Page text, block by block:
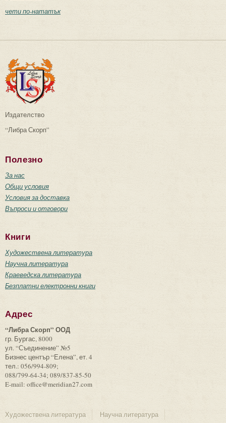
чети по-нататък
Издателство
“Либра Скорп”
Полезно
За нас
Общи условия
Условия за доставка
Въпроси и отговори
Книги
Художествена литература
Научна литература
Краеведска литература
Безплатни електронни книги
Адрес
“Либра Скорп” ООД
гр. Бургас, 8000
ул. “Съединение” №5
Бизнес център “Елена”, ет. 4
тел.: 056/994-809;
088/799-64-34; 089/837-85-50
E-mail: office@meridian27.com
Художествена литература Научна литература